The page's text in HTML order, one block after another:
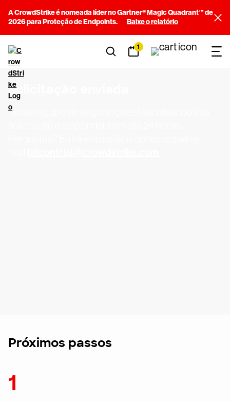
A CrowdStrike é nomeada líder no Gartner® Magic Quadrant™ de
2026 para Proteção de Endpoints.
Baixe o relatório
1
Solicitação enviada
Nossa equipe de segurança está analisando sua
Próximos passos
1